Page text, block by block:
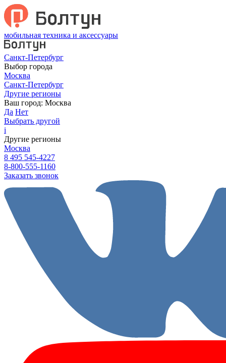
мобильная техника и аксессуары
Санкт-Петербург
Выбор города
Москва
Санкт-Петербург
Другие регионы
Ваш город: Москва
Да Нет
Выбрать другой
i
Другие регионы
Москва
8 495 545-4227
8-800-555-1160
Заказать звонок